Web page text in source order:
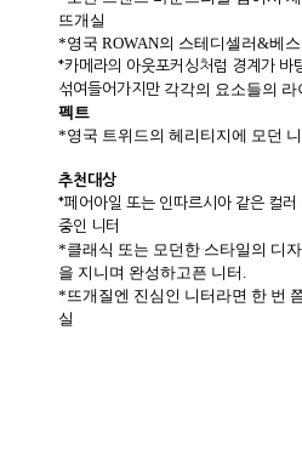
뜨개실
*영국 ROWAN의 스테디셀러&베
*카메라의 아웃포커싱처럼 경계가 바
섞여들어가지만 각각의 요소들의
펙트
*영국 트위드의 헤리티지에 모던
추천대상
*페어아일 또는 인따르시아 같은 컬
중인 니터
*클래식 또는 모던한 스타일의 디
을 지니며 완성하고픈 니터.
*뜨개질엔 진심인 니터라면 한 번
실